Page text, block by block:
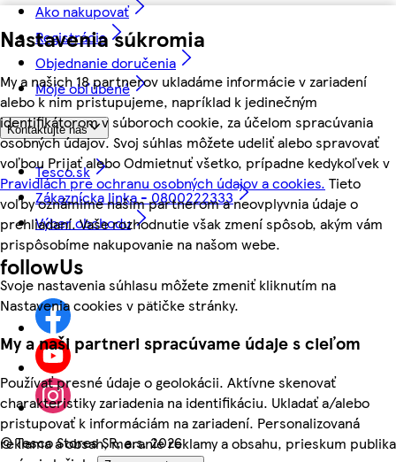
Nastavenia súkromia
My a našich 18 partnerov ukladáme informácie v zariadení
alebo k nim pristupujeme, napríklad k jedinečným
identifikátorom v súboroch cookie, za účelom spracúvania
osobných údajov. Svoj súhlas môžete udeliť alebo spravovať
voľbou Prijať alebo Odmietnuť všetko, prípadne kedykoľvek v
Pravidlách pre ochranu osobných údajov a cookies. Tieto
voľby oznámime našim partnerom a neovplyvnia údaje o
prehliadaní. Vaše rozhodnutie však zmení spôsob, akým vám
prispôsobíme nakupovanie na našom webe.
Svoje nastavenia súhlasu môžete zmeniť kliknutím na
Nastavenia cookies v pätičke stránky.
My a naši partneri spracúvame údaje s cieľom
Používať presné údaje o geolokácii. Aktívne skenovať
charakteristiky zariadenia na identifikáciu. Ukladať a/alebo
pristupovať k informáciám na zariadení. Personalizovaná
reklama a obsah, meranie reklamy a obsahu, prieskum publika
Ako nakupovať
Registrácia
Objednanie doručenia
Moje obľúbené
Kontaktujte nás
Tesco.sk
Zákaznícka linka - 0800222333
Výber obchodu
followUs
©Tesco Stores SR, a.s. 2026